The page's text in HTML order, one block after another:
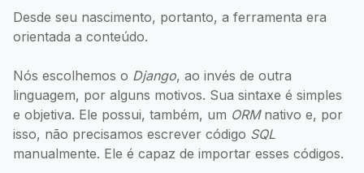
Desde seu nascimento, portanto, a ferramenta era
orientada a conteúdo.
Nós escolhemos o Django, ao invés de outra
linguagem, por alguns motivos. Sua sintaxe é simples
e objetiva. Ele possui, também, um ORMnativo e, por
isso, não precisamos escrever código SQL
manualmente. Ele é capaz de importar esses códigos.